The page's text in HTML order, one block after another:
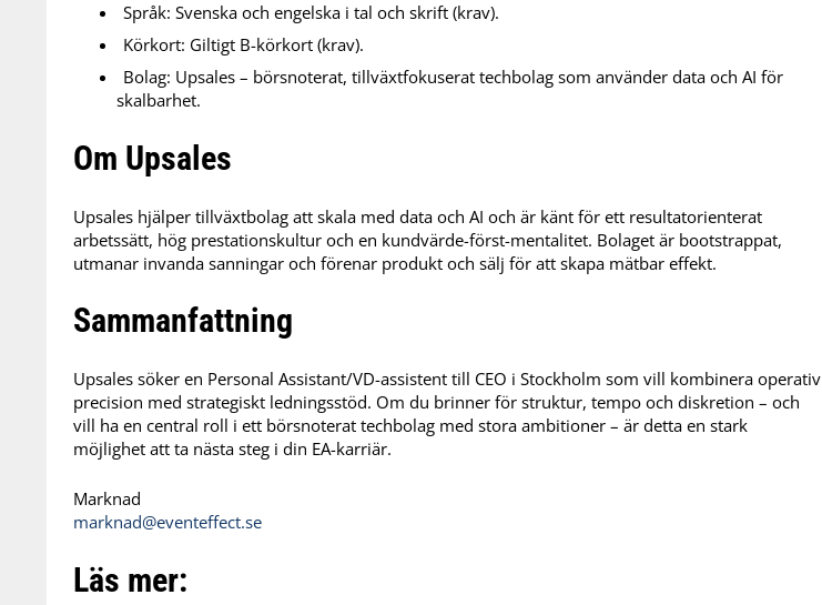
Språk: Svenska och engelska i tal och skrift (krav).
Körkort: Giltigt B-körkort (krav).
Bolag: Upsales – börsnoterat, tillväxtfokuserat techbolag som använder data och AI för
skalbarhet.
Om Upsales
Upsales hjälper tillväxtbolag att skala med data och AI och är känt för ett resultatorienterat
arbetssätt, hög prestationskultur och en kundvärde-först-mentalitet. Bolaget är bootstrappat,
utmanar invanda sanningar och förenar produkt och sälj för att skapa mätbar effekt.
Sammanfattning
Upsales söker en Personal Assistant/VD-assistent till CEO i Stockholm som vill kombinera operativ
precision med strategiskt ledningsstöd. Om du brinner för struktur, tempo och diskretion – och
vill ha en central roll i ett börsnoterat techbolag med stora ambitioner – är detta en stark
möjlighet att ta nästa steg i din EA-karriär.
Marknad
marknad@eventeffect.se
Läs mer: